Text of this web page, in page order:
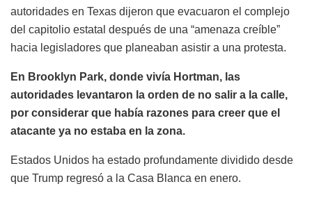
autoridades en Texas dijeron que evacuaron el complejo
del capitolio estatal después de una “amenaza creíble”
hacia legisladores que planeaban asistir a una protesta.
En Brooklyn Park, donde vivía Hortman, las
autoridades levantaron la orden de no salir a la calle,
por considerar que había razones para creer que el
atacante ya no estaba en la zona.
Estados Unidos ha estado profundamente dividido desde
que Trump regresó a la Casa Blanca en enero.